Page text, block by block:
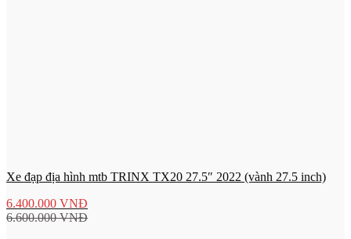
Xe đạp địa hình mtb TRINX TX20 27.5″ 2022 (vành 27.5 inch)
6.400.000 VNĐ
6.600.000VNĐ